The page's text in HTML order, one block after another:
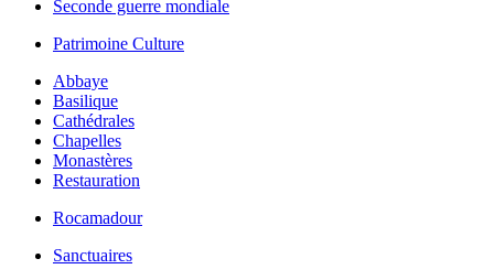
Seconde guerre mondiale
Patrimoine Culture
Abbaye
Basilique
Cathédrales
Chapelles
Monastères
Restauration
Rocamadour
Sanctuaires